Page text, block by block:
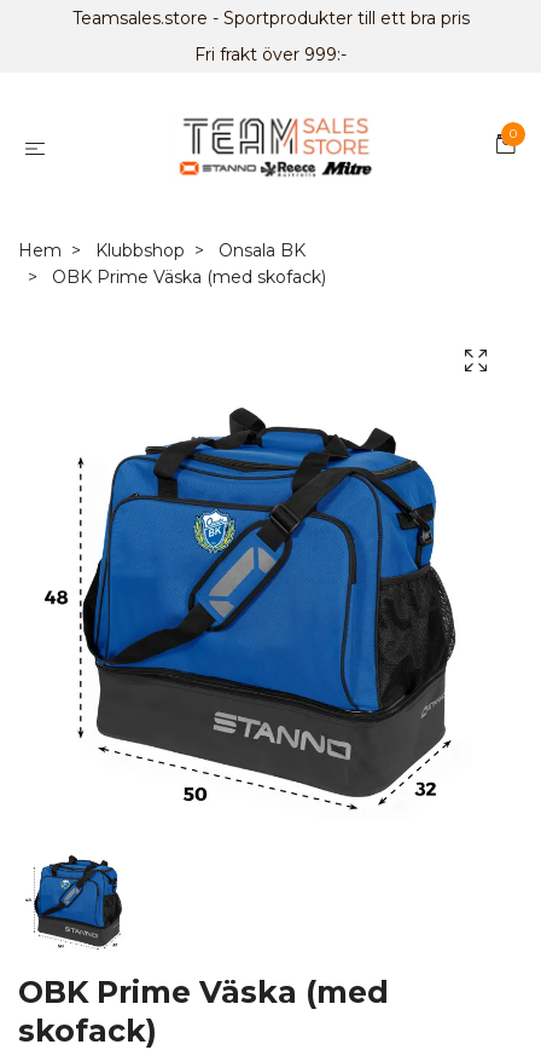
Teamsales.store - Sportprodukter till ett bra pris
Fri frakt över 999:-
0
Hem Klubbshop
Onsala BK
OBK Prime Väska (med skofack)
OBK Prime Väska (med
skofack)